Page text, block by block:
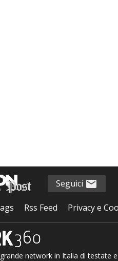
Seguici
Rss Feed Privacy e
network in Italia di testate